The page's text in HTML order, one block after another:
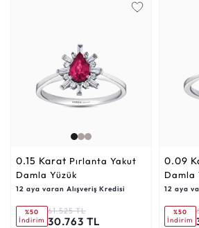
0.15 Karat
Damla Yüzük
12 aya varan Alışveriş Kredisi
%50
İndirim
61.525 TL
30.763 TL
0.09
Damla
12 aya
%50
İndirim